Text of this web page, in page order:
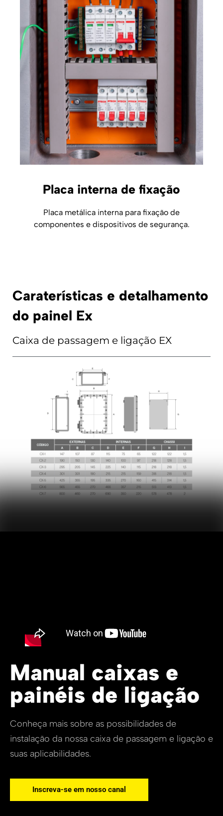
Placa interna de fixação
Placa metálica interna para fixação de
componentes e dispositivos de segurança.
Caraterísticas e detalhamento
do painel Ex
Caixa de passagem e ligação EX
Manual caixas e
painéis de ligação
Conheça mais sobre as possibilidades de
instalação da nossa caixa de passagem e ligação e
suas aplicabilidades.
Inscreva-se em nosso canal